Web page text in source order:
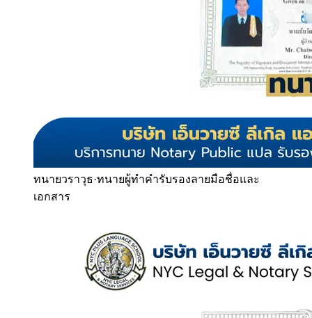
ทนายวราวุธ·ทนายผู้ทำคำรับรองลายมือชื่อและ
เอกสาร